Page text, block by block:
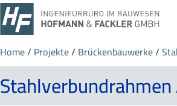
Home/ Projekte/ Brückenbauwerke/